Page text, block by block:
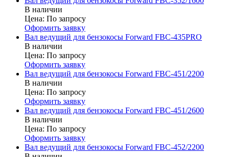
В наличии
Цена: По запросу
Оформить заявку
Вал ведущий для бензокосы Forward FBC-435PRO
В наличии
Цена: По запросу
Оформить заявку
Вал ведущий для бензокосы Forward FBC-451/2200
В наличии
Цена: По запросу
Оформить заявку
Вал ведущий для бензокосы Forward FBC-451/2600
В наличии
Цена: По запросу
Оформить заявку
Вал ведущий для бензокосы Forward FBC-452/2200